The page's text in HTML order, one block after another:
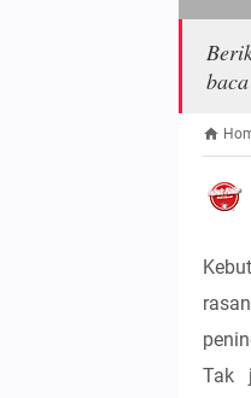
Tak